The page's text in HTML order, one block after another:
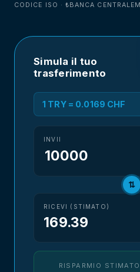
CODICE ISO · ₺BANCA CENTRALE
Simula il tuo
trasferimento
1 TRY = 0.0169 CHF
INVII
⇅
RICEVI (STIMATO)
169.39
RISPARMIO